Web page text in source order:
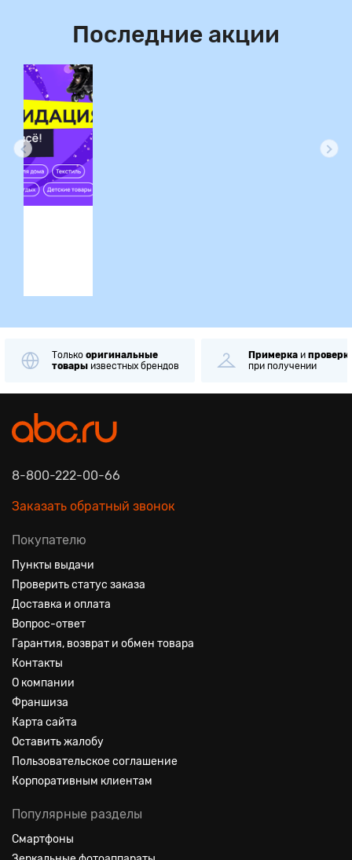
Последние акции
Только оригинальные
товары известных брендов
Примерка и
при получении
8-800-222-00-66
Заказать обратный звонок
Покупателю
Пункты выдачи
Проверить статус заказа
Доставка и оплата
Вопрос-ответ
Гарантия, возврат и обмен товара
Контакты
О компании
Франшиза
Карта сайта
Оставить жалобу
Пользовательское соглашение
Корпоративным клиентам
Популярные разделы
Смартфоны